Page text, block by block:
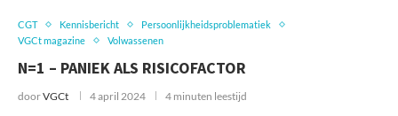
CGT Kennisbericht
Persoonlijkheidsproblematiek
VGCt magazine
Volwassenen
N=1 – PANIEK ALS RISICOFACTOR
doorVGCt 4 april 2024 4 minuten leestijd